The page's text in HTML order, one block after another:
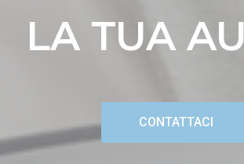
LA TUA
CONTATTACI